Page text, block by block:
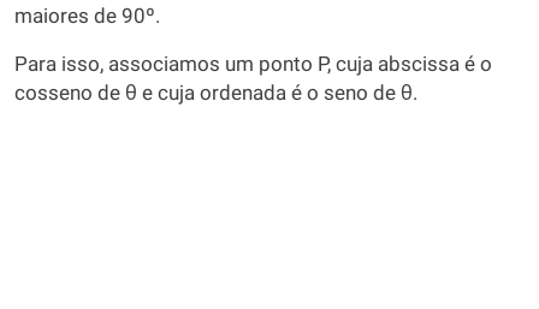
maiores de 90º.
Para isso, associamos um ponto P, cuja abscissa é o
cosseno de θ e cuja ordenada é o seno de θ.